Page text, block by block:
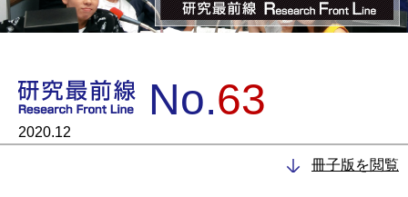
No.63
2020.12
冊子版を閲覧